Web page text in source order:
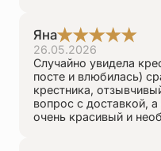
Яна
26.05.2026
Случайно увидела
посте и влюбилась)
крестника,
вопрос с доставкой,
очень красивый и